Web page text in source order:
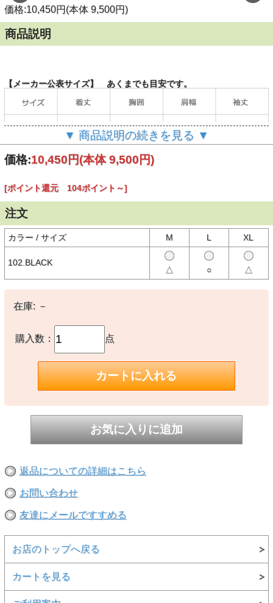
価格:10,450円(本体 9,500円)
商品説明
【メーカー公表サイズ】 あくまでも目安です。
（単位：cm）
【商品説明】
ネックと袖リブにフレッドペリーのシグニチャーであるティップライ
ンを施したクルーネックTシャツ。
コットン100％のきれいめな細番手の糸を高密度で編み立てたソフト
でリッチな素材を使用。レギュラーフィット。
・身幅すっきりでM3519よりやや長めの着丈
・ユニセックスデザイン
〇本体：綿100%
【生産国】
多少異なる場合があります。
ご注文時に「在庫あり」の表示でも、実際は売り違いにより欠品が発
生し、やむをえずご注文をキャンセルさせていただく場合がございま
す。完売や欠品の場合は大変ご迷惑をおかけしますが、予めご了承の
うえ注文いただきますようお願い申し上げます。
▼ 商品説明の続きを見る ▼
価格:10,450円(本体 9,500円)
[ポイント還元 104ポイント～]
注文
カラー / サイズ M L XL
102.BLACK
△
○ △
在庫: －
購入数： 点
返品についての詳細はこちら
お問い合わせ
友達にメールですすめる
お店のトップへ戻る
カートを見る